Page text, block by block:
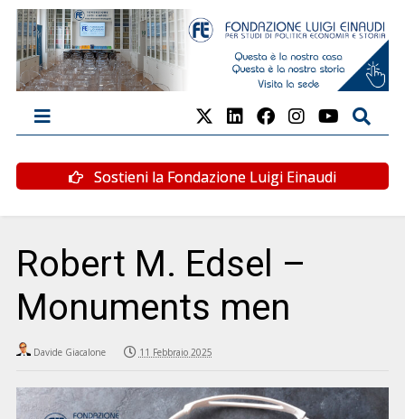
Sostieni la Fondazione Luigi Einaudi
Robert M. Edsel –
Monuments men
Davide Giacalone 11 Febbraio 2025